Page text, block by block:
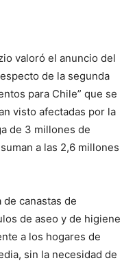
valoró el anuncio del
de la segunda
para Chile” que se
visto afectadas por la
de 3 millones de
a las 2,6 millones
de canastas de
de aseo y de higiene
a los hogares de
sin la necesidad de